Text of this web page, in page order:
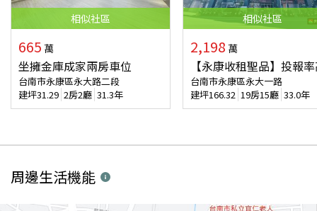
相似社區
665 萬
坐擁金庫成家兩房車位
台南市永康區永大路二段
建坪31.29 2房2廳 31.3年
相似社區
2,198 萬
【永康收租聖品】投報
台南市永康區永大一路
建坪166.32 19房15廳 33.0年
周邊生活機能